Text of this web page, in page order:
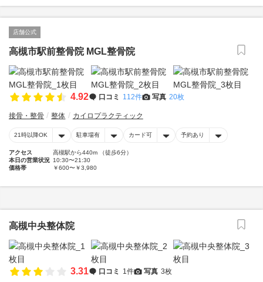
店舗公式
高槻市駅前整骨院 MGL整骨院
4.92 口コミ 112件 写真 20枚
接骨・整骨 整体 カイロプラクティック
21時以降OK 駐車場有 カード可 予約あり
アクセス
高槻駅から440m （徒歩6分）
本日の営業状況 10:30〜21:30
価格帯
￥600〜￥3,980
高槻中央整体院
3.31 口コミ 1件 写真 3枚